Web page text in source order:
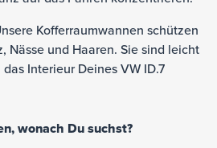
Kofferraumwannen schützen
Nässe und Haaren. Sie sind leicht
Interieur Deines VW ID.7
wonach Du suchst?